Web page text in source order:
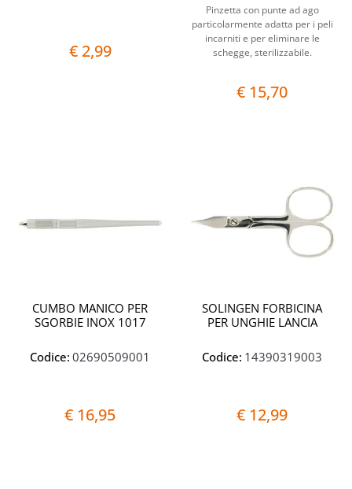
€ 2,99
Pinzetta con punte ad ago
particolarmente adatta per i peli
incarniti e per eliminare le
schegge, sterilizzabile.
€ 15,70
CUMBO MANICO PER
SGORBIE INOX 1017
Codice: 02690509001
€ 16,95
SOLINGEN FORBICINA
PER UNGHIE LANCIA
Codice: 14390319003
€ 12,99